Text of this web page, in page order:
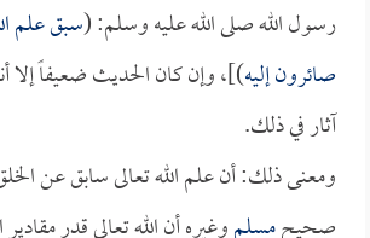
رسول الله صلى الله عليه وسلم: (سبق علم
صائرون إليه)]، وإن كان الحديث ضعيفاً إلا
آثار في ذلك.
ومعنى ذلك: أن علم الله تعالى سابق عن